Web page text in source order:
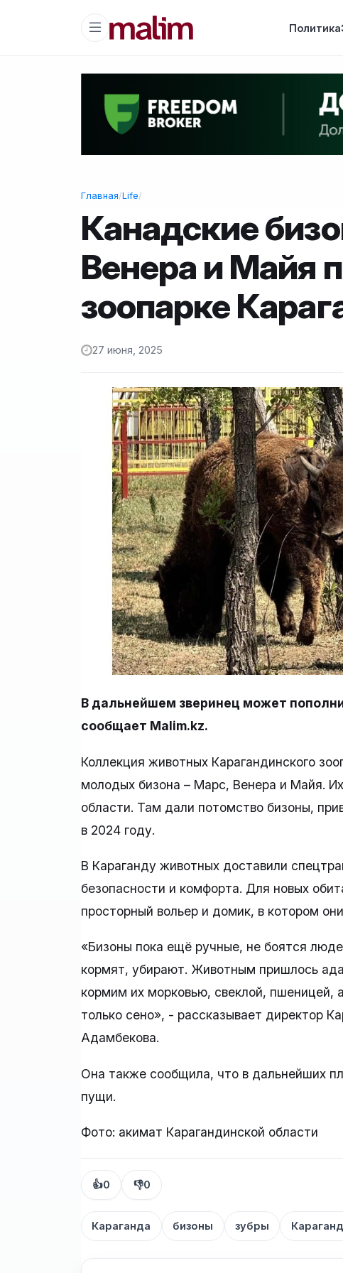
Политика
Главная/Life/
Канадские
Венера и Майя
зоопарке
27 июня, 2025
В дальнейшем зверинец может
сообщает Malim.kz.
Коллекция животных Карагандинского
молодых бизона – Марс, Венера и Майя.
области. Там дали потомство бизоны,
в 2024 году.
В Караганду животных доставили
безопасности и комфорта. Для новых
просторный вольер и домик, в котором
«Бизоны пока ещё ручные, не боятся
кормят, убирают. Животным пришлось
кормим их морковью, свеклой, пшеницей,
только сено», - рассказывает директор
Адамбекова.
Она также сообщила, что в дальнейших
пущи.
Фото: акимат Карагандинской области
👍0 👎0
Караганда бизоны зубры